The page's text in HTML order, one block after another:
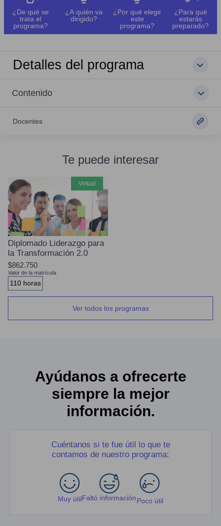
¿De qué se
trata el
programa?
¿A quién va
dirigido?
¿Por qué elegir
este
programa?
¿Para qué
estarás
preparado?
Detalles del programa
Contenido
Docentes
Te puede interesar
virtual
Diplomado Liderazgo para
la Transformación 2.0
$862.750
Valor de la matrícula
110 horas
Ver todos los programas
Ayúdanos a ofrecerte
siempre la mejor
información.
Cuéntanos si te fue útil lo que te
contamos de nuestro programa:
Muy útilFaltó informaciónPoco útil